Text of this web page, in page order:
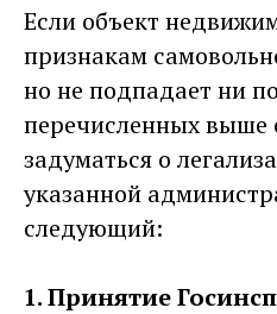
Если объект
признакам
но не подпадает ни
перечисленных выше
задуматься о
указанной
следующий:
1. Принятие